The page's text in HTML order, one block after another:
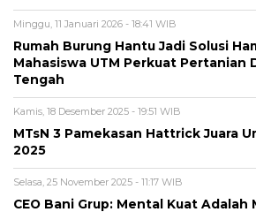
Minggu, 11 Januari 2026 - 18:41 WIB
Rumah Burung Hantu Jadi Solusi
Mahasiswa UTM Perkuat Pertanian
Tengah
Kamis, 18 Desember 2025 - 19:51 WIB
MTsN 3 Pamekasan Hattrick Juara
2025
Selasa, 25 November 2025 - 11:17 WIB
CEO Bani Grup: Mental Kuat Adalah